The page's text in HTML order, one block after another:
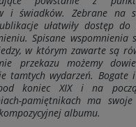
i świadków. Zebrane na
ułatwiły dostęp
Spisane wspomnienia
w którym zawarte są
przekazu możemy
tamtych wydarzeń. Bogate
koniec XIX i na
pamiętnikach ma
albumu.